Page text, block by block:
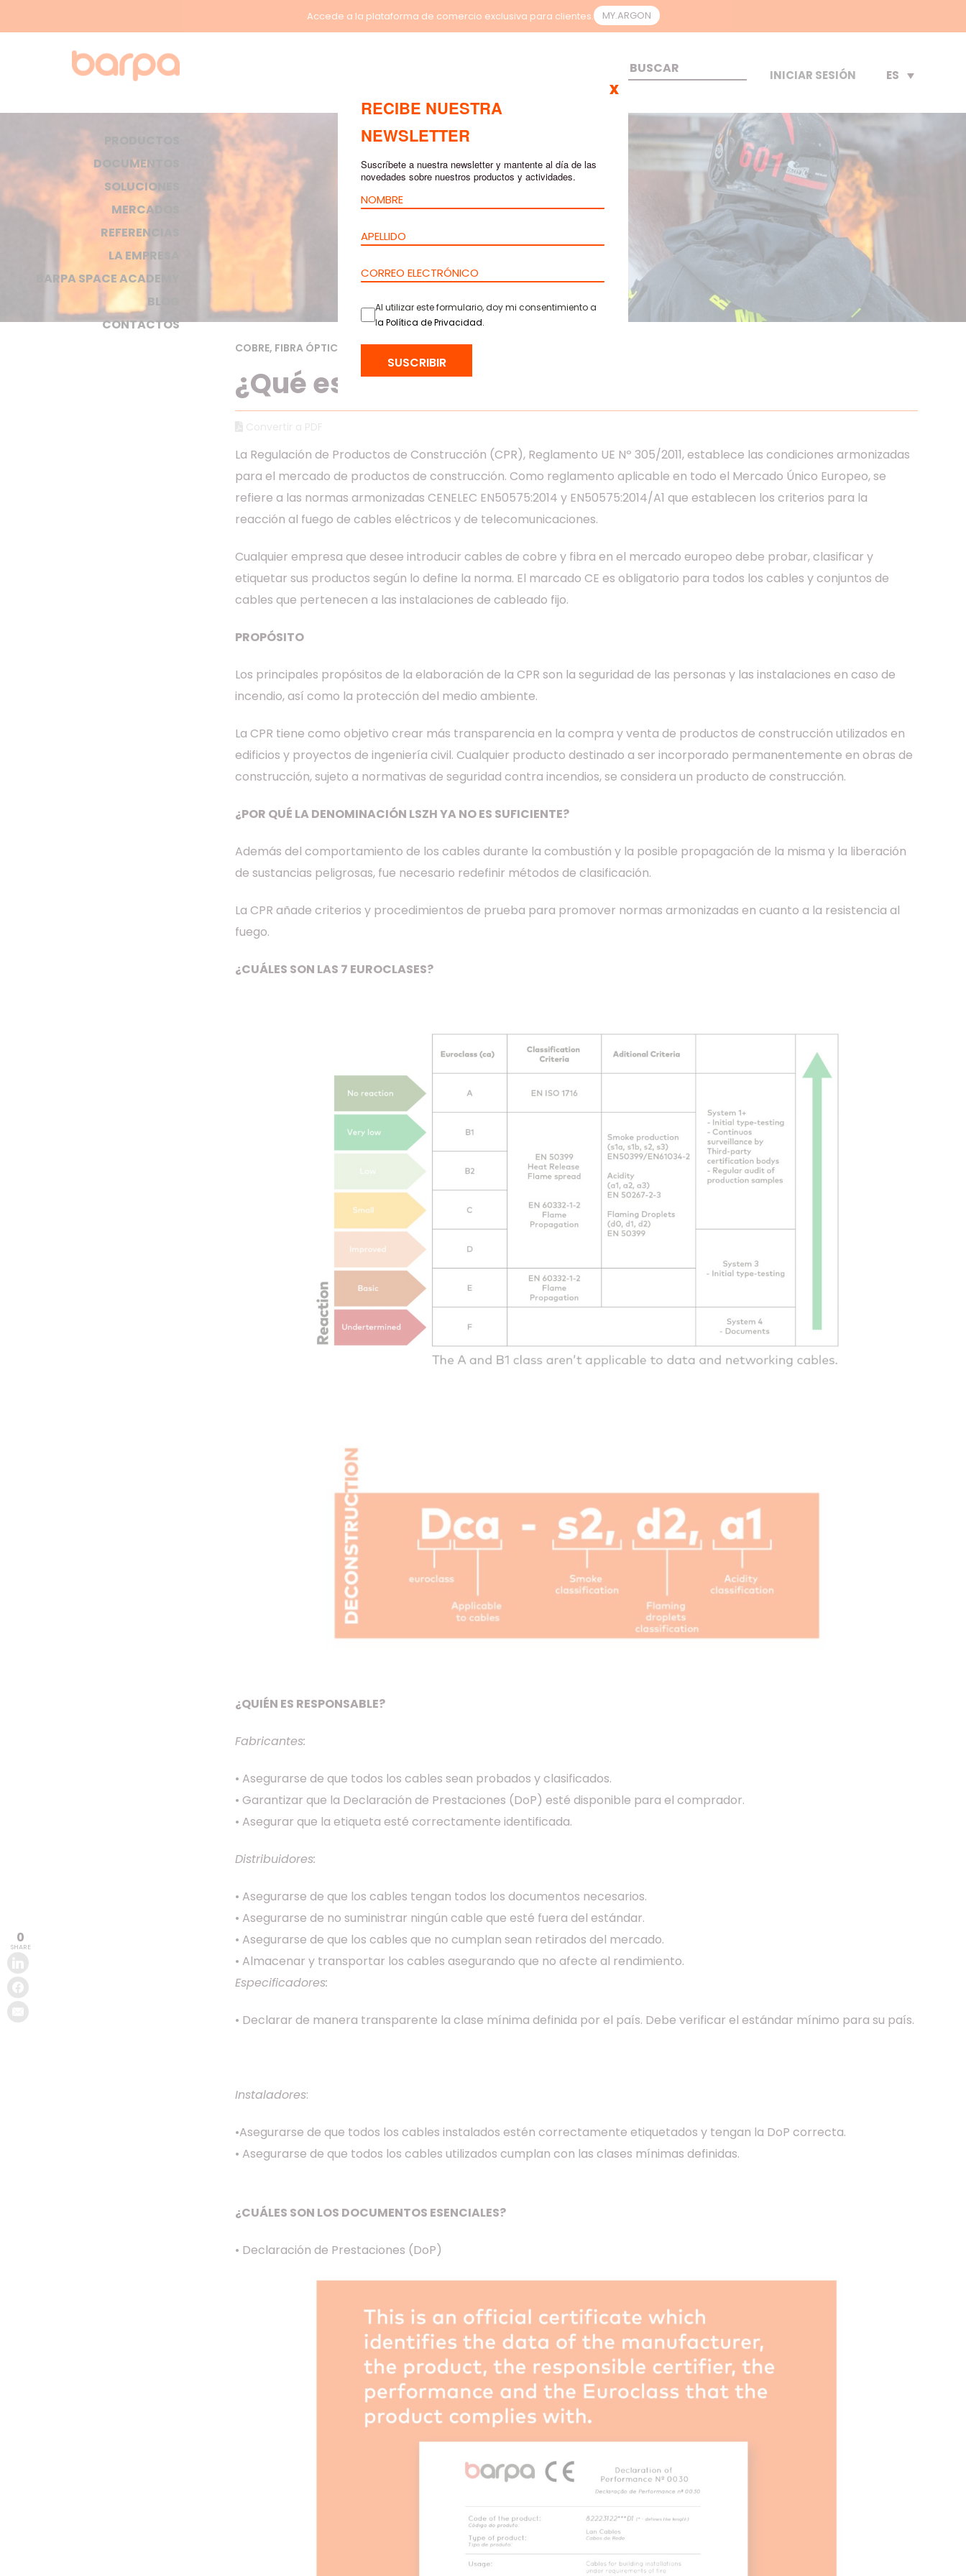
Accede a la plataforma de comercio exclusiva para clientes. MY.ARGON
PRODUCTOS
DOCUMENTOS
SOLUCIONES
MERCADOS
REFERENCIAS
LA EMPRESA
BARPA SPACE ACADEMY
BLOG
CONTACTOS
INICIAR SESIÓN ES
COBRE, FIBRA ÓPTICA SEP 13, 2021 3 mins leitura
¿Qué es CPR?
Convertir a PDF
La Regulación de Productos de Construcción (CPR), Reglamento UE Nº 305/2011, establece las condiciones armonizadas
para el mercado de productos de construcción. Como reglamento aplicable en todo el Mercado Único Europeo, se
refiere a las normas armonizadas CENELEC EN50575:2014 y EN50575:2014/A1 que establecen los criterios para la
reacción al fuego de cables eléctricos y de telecomunicaciones.
Cualquier empresa que desee introducir cables de cobre y fibra en el mercado europeo debe probar, clasificar y
etiquetar sus productos según lo define la norma. El marcado CE es obligatorio para todos los cables y conjuntos de
cables que pertenecen a las instalaciones de cableado fijo.
PROPÓSITO
Los principales propósitos de la elaboración de la CPR son la seguridad de las personas y las instalaciones en caso de
incendio, así como la protección del medio ambiente.
La CPR tiene como objetivo crear más transparencia en la compra y venta de productos de construcción utilizados en
edificios y proyectos de ingeniería civil. Cualquier producto destinado a ser incorporado permanentemente en obras de
construcción, sujeto a normativas de seguridad contra incendios, se considera un producto de construcción.
¿POR QUÉ LA DENOMINACIÓN LSZH YA NO ES SUFICIENTE?
Además del comportamiento de los cables durante la combustión y la posible propagación de la misma y la liberación
de sustancias peligrosas, fue necesario redefinir métodos de clasificación.
La CPR añade criterios y procedimientos de prueba para promover normas armonizadas en cuanto a la resistencia al
fuego.
¿CUÁLES SON LAS 7 EUROCLASES?
¿QUIÉN ES RESPONSABLE?
Fabricantes:
• Asegurarse de que todos los cables sean probados y clasificados.
• Garantizar que la Declaración de Prestaciones (DoP) esté disponible para el comprador.
• Asegurar que la etiqueta esté correctamente identificada.
Distribuidores:
• Asegurarse de que los cables tengan todos los documentos necesarios.
• Asegurarse de no suministrar ningún cable que esté fuera del estándar.
• Asegurarse de que los cables que no cumplan sean retirados del mercado.
• Almacenar y transportar los cables asegurando que no afecte al rendimiento.
Especificadores:
• Declarar de manera transparente la clase mínima definida por el país. Debe verificar el estándar mínimo para su país.
Instaladores:
•Asegurarse de que todos los cables instalados estén correctamente etiquetados y tengan la DoP correcta.
• Asegurarse de que todos los cables utilizados cumplan con las clases mínimas definidas.
¿CUÁLES SON LOS DOCUMENTOS ESENCIALES?
• Declaración de Prestaciones (DoP)
0
SHARE
RECIBE NUESTRA
NEWSLETTER
Suscríbete a nuestra newsletter y mantente al día de las
novedades sobre nuestros productos y actividades.
Al utilizar este formulario, doy mi consentimiento a
laPolítica de Privacidad.
SUSCRIBIR
x